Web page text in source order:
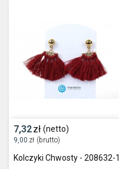
7,32zł (netto)
9,00 zł (brutto)
Kolczyki Chwosty - 208632-1